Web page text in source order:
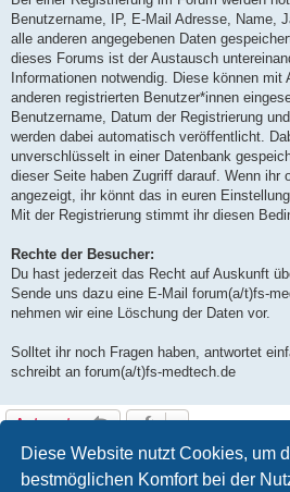
Diese Website nutzt Cookies, um
bestmöglichen Komfort bei der
Benutzername, IP, E-Mail Adresse, Name,
alle anderen angegebenen Daten
dieses Forums ist der Austausch
Informationen notwendig. Diese können
anderen registrierten Benutzer*innen
Benutzername, Datum der Registrierung
werden dabei automatisch veröffentlicht.
unverschlüsselt in einer Datenbank
dieser Seite haben Zugriff darauf. Wenn ihr
angezeigt, ihr könnt das in euren
Mit der Registrierung stimmt ihr diesen
Rechte der Besucher:
Du hast jederzeit das Recht auf Auskunft
Sende uns dazu eine E-Mail forum(a/t)fs-
nehmen wir eine Löschung der Daten vor.
Solltet ihr noch Fragen haben, antwortet
schreibt an forum(a/t)fs-medtech.de
Antworten
1 Beitrag • Seite1